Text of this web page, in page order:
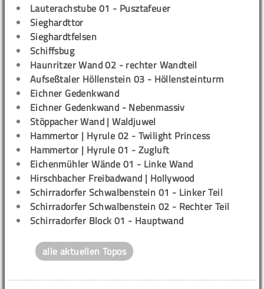
Lauterachstube 01 - Pusztafeuer
Sieghardttor
Sieghardtfelsen
Schiffsbug
Haunritzer Wand 02 - rechter Wandteil
Aufseßtaler Höllenstein 03 - Höllensteinturm
Eichner Gedenkwand
Eichner Gedenkwand - Nebenmassiv
Stöppacher Wand | Waldjuwel
Hammertor | Hyrule 02 - Twilight Princess
Hammertor | Hyrule 01 - Zugluft
Eichenmühler Wände 01 - Linke Wand
Hirschbacher Freibadwand | Hollywood
Schirradorfer Schwalbenstein 01 - Linker Teil
Schirradorfer Schwalbenstein 02 - Rechter Teil
Schirradorfer Block 01 - Hauptwand
alle aktuellen Topos